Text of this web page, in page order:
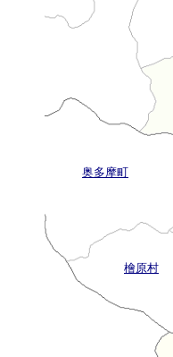
奥多摩町
檜原村